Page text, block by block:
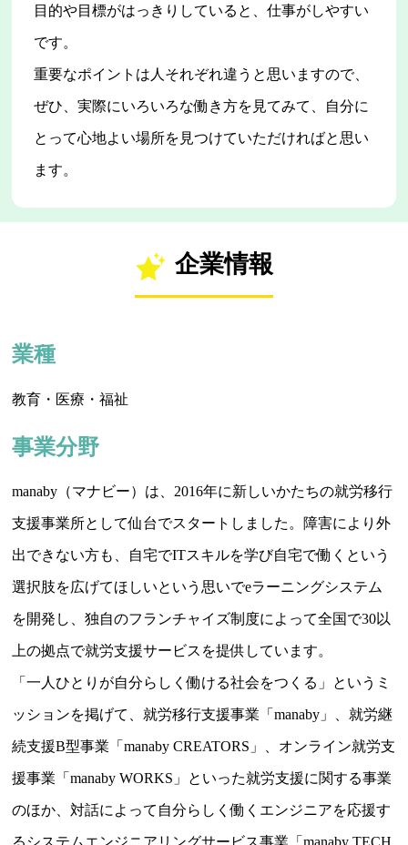
目的や目標がはっきりしていると、仕事がしやすい
です。
重要なポイントは人それぞれ違うと思いますので、
ぜひ、実際にいろいろな働き方を見てみて、自分に
とって心地よい場所を見つけていただければと思い
ます。
企業情報
業種
教育・医療・福祉
事業分野
manaby（マナビー）は、2016年に新しいかたちの就労移行
支援事業所として仙台でスタートしました。障害により外
出できない方も、自宅でITスキルを学び自宅で働くという
選択肢を広げてほしいという思いでeラーニングシステム
を開発し、独自のフランチャイズ制度によって全国で30以
上の拠点で就労支援サービスを提供しています。
「一人ひとりが自分らしく働ける社会をつくる」というミ
ッションを掲げて、就労移行支援事業「manaby」、就労継
続支援B型事業「manaby CREATORS」、オンライン就労支
援事業「manaby WORKS」といった就労支援に関する事業
のほか、対話によって自分らしく働くエンジニアを応援す